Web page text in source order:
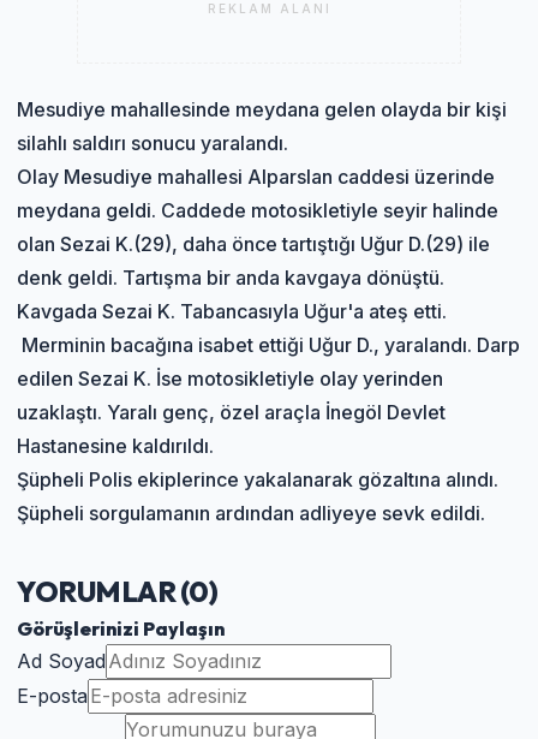
REKLAM ALANI
Mesudiye mahallesinde meydana gelen olayda bir kişi
silahlı saldırı sonucu yaralandı.
Olay Mesudiye mahallesi Alparslan caddesi üzerinde
meydana geldi. Caddede motosikletiyle seyir halinde
olan Sezai K.(29), daha önce tartıştığı Uğur D.(29) ile
denk geldi. Tartışma bir anda kavgaya dönüştü.
Kavgada Sezai K. Tabancasıyla Uğur'a ateş etti.
Merminin bacağına isabet ettiği Uğur D., yaralandı. Darp
edilen Sezai K. İse motosikletiyle olay yerinden
uzaklaştı. Yaralı genç, özel araçla İnegöl Devlet
Hastanesine kaldırıldı.
Şüpheli Polis ekiplerince yakalanarak gözaltına alındı.
Şüpheli sorgulamanın ardından adliyeye sevk edildi.
YORUMLAR (0)
Görüşlerinizi Paylaşın
Ad Soyad
E-posta